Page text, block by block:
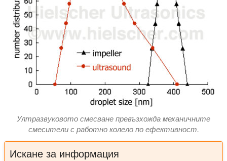
Ултразвуковото смесване превъзхожда механичните
смесители с работно колело по ефективност.
Искане за информация